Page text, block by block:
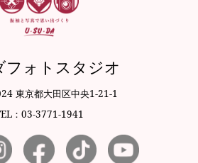
フォトスタジオ
東京都大田区中央1-21-1
：03-3771-1941